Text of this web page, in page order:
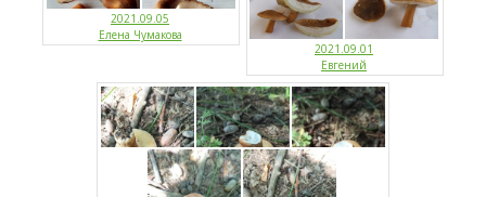
2021.09.05
Елена Чумакова
2021.09.01
Евгений